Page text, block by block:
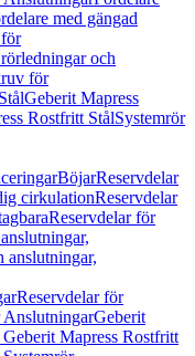
med gängad
och
för
Geberit Mapress
Rostfritt StålSystemrör
BöjarReservdelar
cirkulationReservdelar
Reservdelar för
anslutningar,
Reservdelar för
AnslutningarGeberit
Mapress Rostfritt